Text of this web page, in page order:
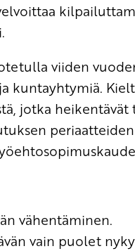
viiden
kuntayhtymiä.
jotka
vähentäminen.
vain puolet